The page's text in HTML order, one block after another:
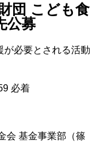
団 こども食
公募
が必要とされる活動
必着
会 基金事業部（篠